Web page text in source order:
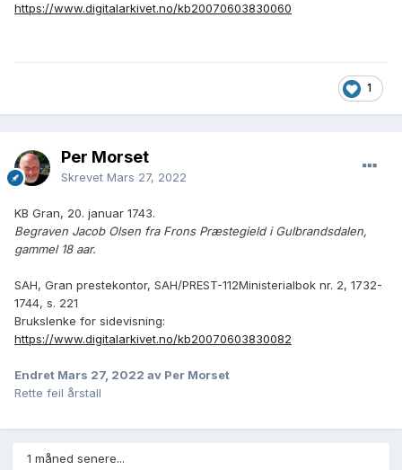
https://www.digitalarkivet.no/kb20070603830060
1
Per Morset
Skrevet Mars 27, 2022
KB Gran, 20. januar 1743.
Begraven Jacob Olsen fra Frons Præstegield i Gulbrandsdalen,
gammel 18 aar.
SAH, Gran prestekontor, SAH/PREST-112Ministerialbok nr. 2, 1732-
1744, s. 221
Brukslenke for sidevisning:
https://www.digitalarkivet.no/kb20070603830082
Endret Mars 27, 2022 av Per Morset
Rette feil årstall
1 måned senere...